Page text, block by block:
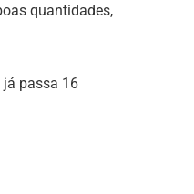
quantidades,
já passa 16